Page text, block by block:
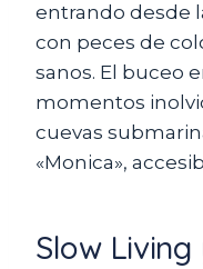
entrando desde
con peces de
sanos. El buceo
momentos
cuevas
«Monica»,
Slow Living